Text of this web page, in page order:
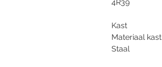
4R39
Kast
Materiaal kast
Staal